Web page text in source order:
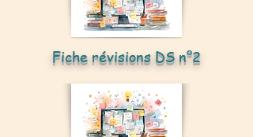
Fiche révisions DS n°2